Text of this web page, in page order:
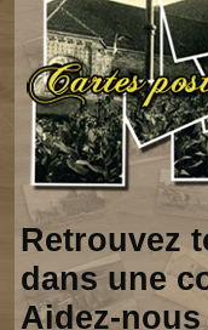
Retrouvez
dans une
Aidez-